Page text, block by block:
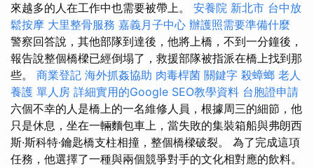
來越多的人在工作中也需要被帶上。 安養院 新北市 台中放
鬆按摩 大里整骨服務 嘉義月子中心 辦護照需要準備什麼
警察回答說，其他部隊到達後，他將上橋，不到一分鐘後，
報告說整個橋樑已經倒塌了，救援部隊被指派在橋上找到那
些。 商業登記 海外抓姦協助 肉毒桿菌 關鍵字 殺蟑螂 老人
養護 單人房 詳細實用的Google SEO教學資料 台胞證申請
六個不幸的人是橋上的一名維修人員，根據周三的細節，他
只是休息，坐在一輛麵包車上，當失敗的集裝箱船與弗朗西
斯·斯科特·鑰匙橋支柱相撞，整個橋樑破裂。 為了完成這項
任務，他選擇了一種與兩個競爭對手的文化相對應的飲料。